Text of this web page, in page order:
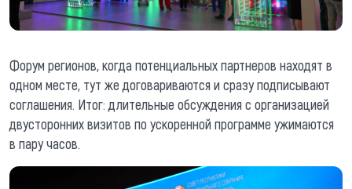
Форум регионов, когда потенциальных партнеров находят в
одном месте, тут же договариваются и сразу подписывают
соглашения. Итог: длительные обсуждения с организацией
двусторонних визитов по ускоренной программе ужимаются
в пару часов.